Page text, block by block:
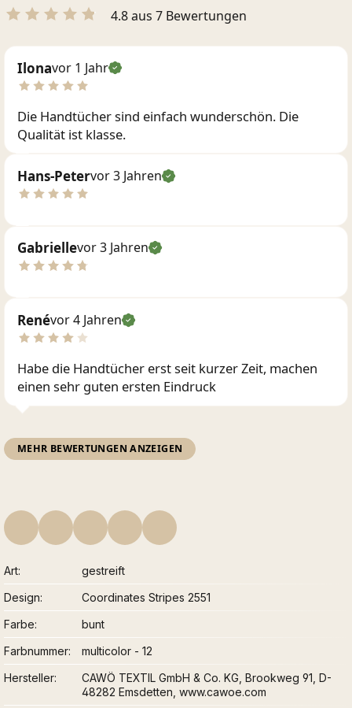
4.8 aus 7 Bewertungen
Ilonavor 1 Jahr
Die Handtücher sind einfach wunderschön. Die
Qualität ist klasse.
Hans-Petervor 3 Jahren
Gabriellevor 3 Jahren
Renévor 4 Jahren
Habe die Handtücher erst seit kurzer Zeit, machen
einen sehr guten ersten Eindruck
MEHR BEWERTUNGEN ANZEIGEN
Art
gestreift
Design
Coordinates Stripes 2551
Farbe
bunt
Farbnummer
multicolor - 12
Hersteller
CAWÖ TEXTIL GmbH & Co. KG, Brookweg 91, D-
48282 Emsdetten, www.cawoe.com